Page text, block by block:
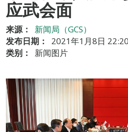
应武会面
来源：
新闻局（GCS）
发布日期：
2021年1月8日 22:20
类别：
新闻图片